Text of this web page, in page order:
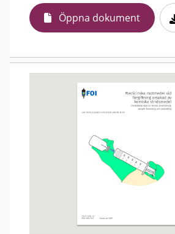
Öppna dokument